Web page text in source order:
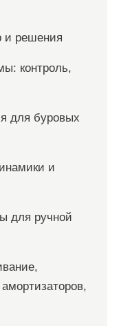
и решения
контроль,
для буровых
и
для ручной